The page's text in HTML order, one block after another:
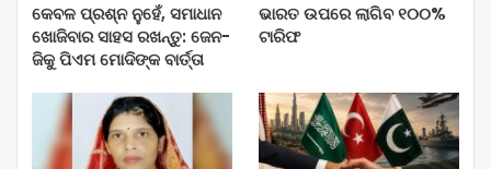
କେବଳ ପ୍ରଶ୍ନ ନୁହେଁ, ସମାଧାନ
ଖୋଜିବାର ସାହସ ରଖନ୍ତୁ: ଜେନ-
ଜିକୁ ପିଏମ ମୋଦିଙ୍କ ବାର୍ତ୍ତା
ଭାରତ ଉପରେ ଲାଗିବ ୧୦୦%
ଟାରିଫ